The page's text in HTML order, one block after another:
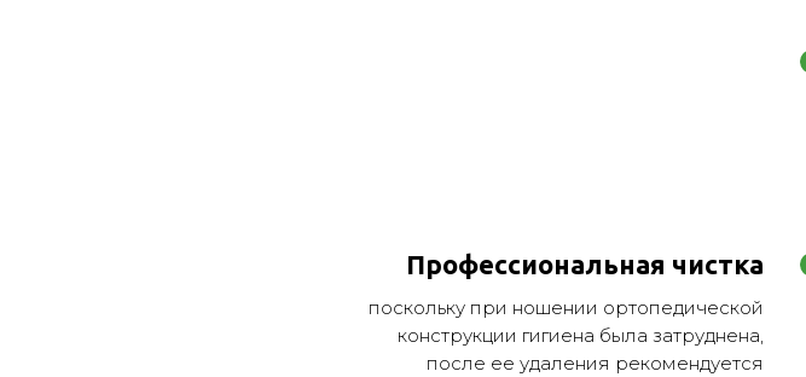
Профессиональная чистка
поскольку при ношении ортопедической
конструкции гигиена была затруднена,
после ее удаления рекомендуется